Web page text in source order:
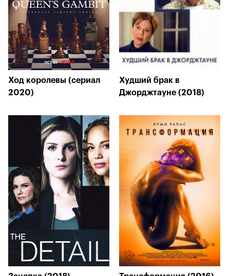
Ход королевы (сериал
2020)
Худший брак в
Джорджтауне (2018)